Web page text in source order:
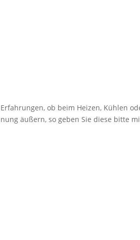
ob beim Heizen, Kühlen
äußern, so geben Sie diese bitte